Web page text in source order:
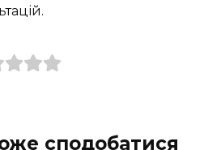
сподобатися